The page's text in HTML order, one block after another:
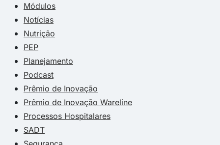
Módulos
Notícias
Nutrição
PEP
Planejamento
Podcast
Prêmio de Inovação
Prêmio de Inovação Wareline
Processos Hospitalares
SADT